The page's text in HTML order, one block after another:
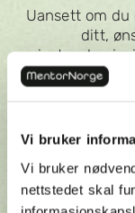
Vi bruker
Vi bruker
nettstedet skal
Uansett om
ditt,
ønsker å bli